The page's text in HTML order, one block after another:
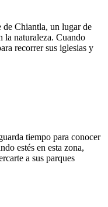
Chiantla, un lugar de
la naturaleza. Cuando
recorrer sus iglesias y
tiempo para conocer
estés en esta zona,
a sus parques